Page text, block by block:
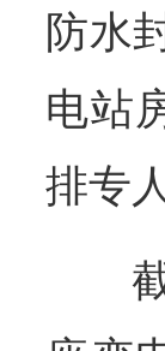
防水
电站
排专